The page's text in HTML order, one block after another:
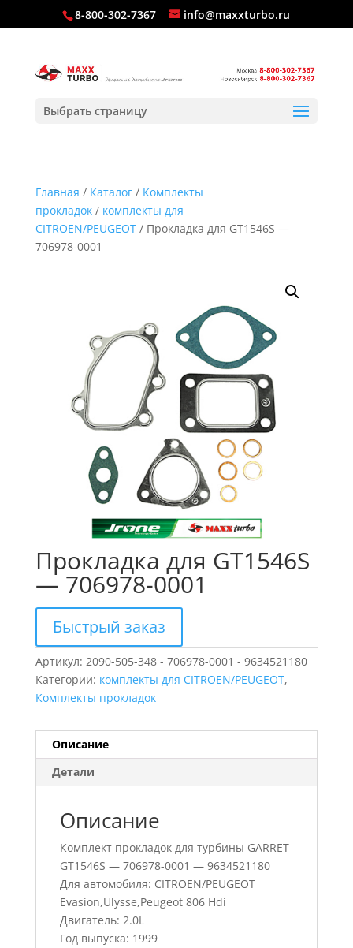
8-800-302-7367 info@maxxturbo.ru
Выбрать страницу
Главная / Каталог/ Комплекты
прокладок/ комплекты для
CITROEN/PEUGEOT/ Прокладка для GT1546S —
706978-0001
Прокладка для GT1546S
— 706978-0001
Быстрый заказ
Артикул: 2090-505-348 - 706978-0001 - 9634521180
Категории: комплекты для CITROEN/PEUGEOT,
Комплекты прокладок
Описание
Детали
Описание
Комплект прокладок для турбины GARRET
GT1546S — 706978-0001 — 9634521180
Для автомобиля: CITROEN/PEUGEOT
Evasion,Ulysse,Peugeot 806 Hdi
Двигатель: 2.0L
Год выпуска: 1999